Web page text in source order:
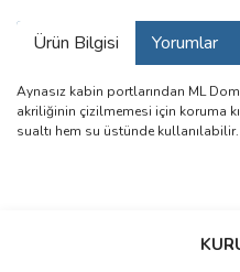
Ürün Bilgisi Yorumlar
Aynasız kabin portlarından ML
akriliğinin çizilmemesi için koruma
sualtı hem su üstünde kullanılabilir.
Bu ürüne ilk